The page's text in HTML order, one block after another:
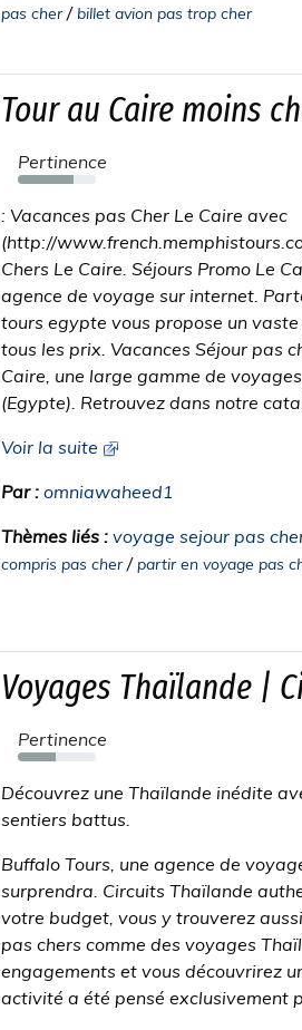
pas cher/billet avion pas trop cher
Tour au Caire moins
Pertinence
72%
: Vacances pas Cher Le Caire avec
(http://
Chers Le Caire. Séjours Promo Le
agence de voyage sur internet.
tours egypte vous propose un
tous les prix. Vacances Séjour pas
Caire, une large gamme de
(Egypte). Retrouvez dans notre
Voir la suite
Par : omniawaheed1
Thèmes liés : voyage sejour pas
compris pas cher/partir en voyage pas
Voyages Thaïlande |
Pertinence
48%
Découvrez une Thaïlande inédite
sentiers battus.
Buffalo Tours, une agence de
surprendra. Circuits Thaïlande
votre budget, vous y trouverez
pas chers comme des voyages
engagements et vous découvrirez
activité a été pensé exclusivement